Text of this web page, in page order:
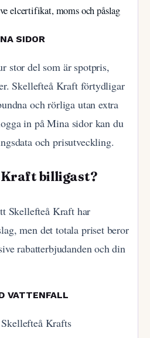
elcertifikat, moms och påslag
SIDOR
stor del som är spotpris,
Skellefteå Kraft förtydligar
och rörliga utan extra
in på Mina sidor kan du
och prisutveckling.
billigast?
Skellefteå Kraft har
men det totala priset beror
rabatterbjudanden och din
VATTENFALL
Krafts